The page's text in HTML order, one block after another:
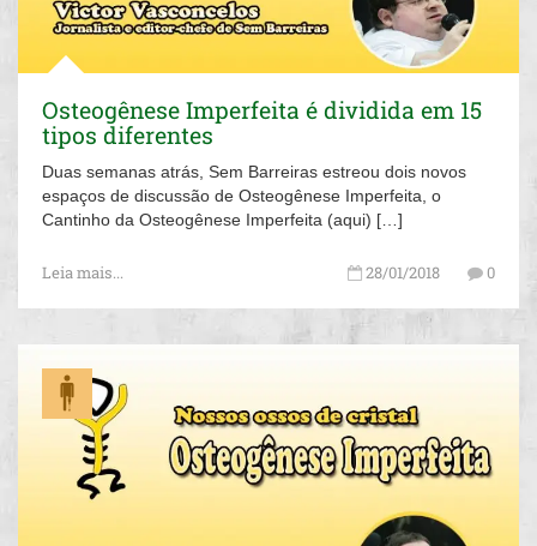
Osteogênese Imperfeita é dividida em 15
tipos diferentes
Duas semanas atrás, Sem Barreiras estreou dois novos
espaços de discussão de Osteogênese Imperfeita, o
Cantinho da Osteogênese Imperfeita (aqui) […]
Leia mais... 28/01/2018 0